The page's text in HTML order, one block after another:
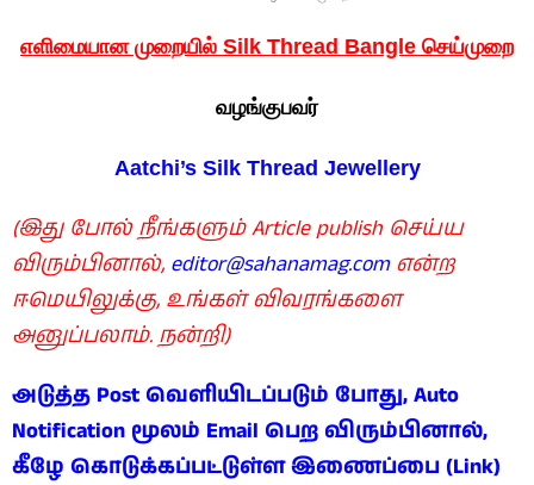
எளிமையான முறையில் Silk Thread Bangle செய்முறை
வழங்குபவர்
Aatchi’s Silk Thread Jewellery
(இது போல் நீங்களும் Article publish செய்ய
விரும்பினால், editor@sahanamag.comஎன்ற
ஈமெயிலுக்கு, உங்கள் விவரங்களை
அனுப்பலாம். நன்றி)
அடுத்த Post வெளியிடப்படும் போது, Auto
Notification மூலம் Email பெற விரும்பினால்,
கீழே கொடுக்கப்பட்டுள்ள இணைப்பை (Link)